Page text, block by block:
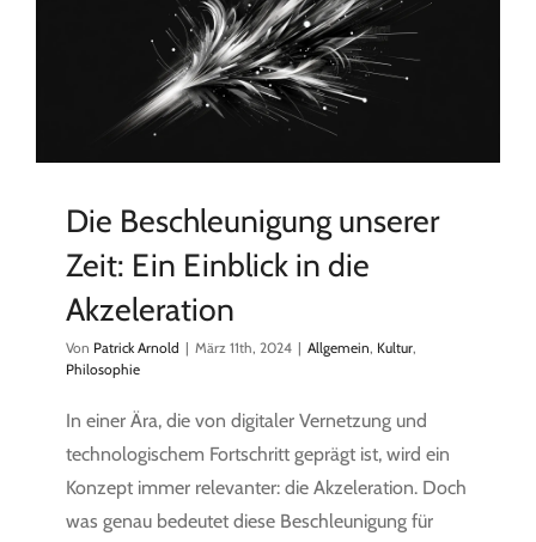
Die Beschleunigung unserer
Zeit: Ein Einblick in die
Akzeleration
Von Patrick Arnold | März 11th, 2024 | Allgemein, Kultur,
Philosophie
In einer Ära, die von digitaler Vernetzung und
technologischem Fortschritt geprägt ist, wird ein
Konzept immer relevanter: die Akzeleration. Doch
was genau bedeutet diese Beschleunigung für